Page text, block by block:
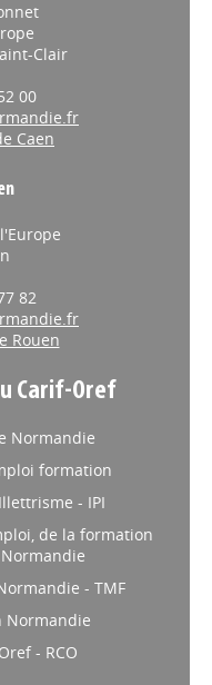
Clair
00
Caen
82
Rouen
Carif-Oref
Normandie
formation
- IPI
de la formation
- TMF
Normandie
- RCO